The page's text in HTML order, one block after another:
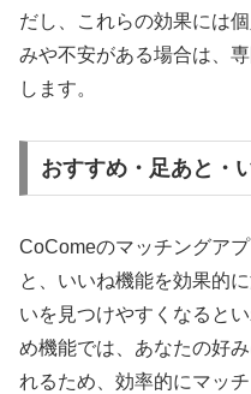
だし、これらの効果には
みや不安がある場合は、
します。
おすすめ・足あと・
CoComeのマッチングア
と、いいね機能を効果的
いを見つけやすくなると
め機能では、あなたの好
れるため、効率的にマッ